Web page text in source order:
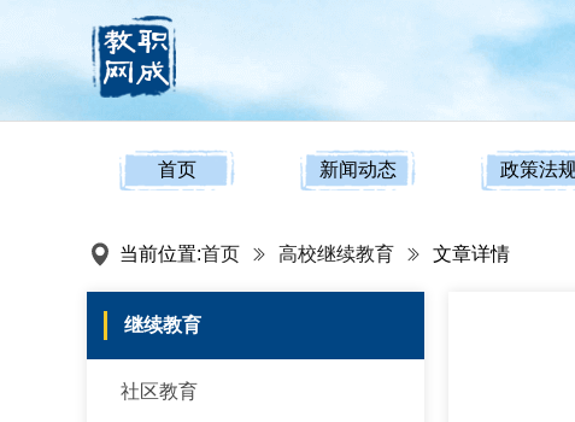
首页 新闻动态 政策法
当前位置:首页 高校继续教育 文章详情
继续教育
社区教育